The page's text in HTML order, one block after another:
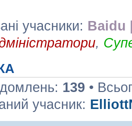
учасники: Baidu
,
139 •
учасник: